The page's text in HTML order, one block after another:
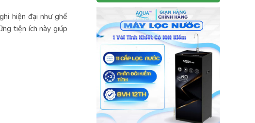
hiện đại như ghế
tiện ích này giúp